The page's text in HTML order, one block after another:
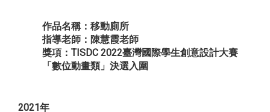
作品名稱：移動廁所
指導老師：陳慧霞老師
獎項：TISDC 2022臺灣國際學生創意設計大賽
「數位動畫類」決選入圍
2021年